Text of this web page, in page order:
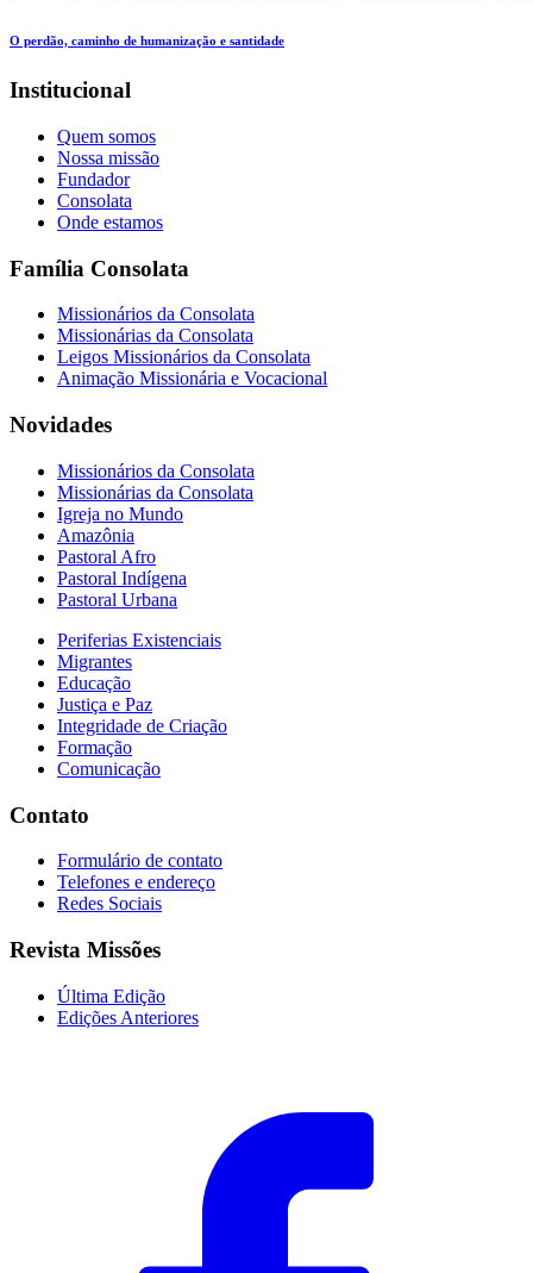
O perdão, caminho de humanização e santidade
Institucional
Quem somos
Nossa missão
Fundador
Consolata
Onde estamos
Família Consolata
Missionários da Consolata
Missionárias da Consolata
Leigos Missionários da Consolata
Animação Missionária e Vocacional
Novidades
Missionários da Consolata
Missionárias da Consolata
Igreja no Mundo
Amazônia
Pastoral Afro
Pastoral Indígena
Pastoral Urbana
Periferias Existenciais
Migrantes
Educação
Justiça e Paz
Integridade de Criação
Formação
Comunicação
Contato
Formulário de contato
Telefones e endereço
Redes Sociais
Revista Missões
Última Edição
Edições Anteriores